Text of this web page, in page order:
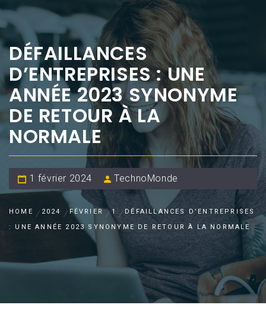
DÉFAILLANCES
D’ENTREPRISES : UNE
ANNÉE 2023 SYNONYME
DE RETOUR À LA
NORMALE
1 février 2024 TechnoMonde
HOME 2024 FÉVRIER 1
DÉFAILLANCES D’ENTREPRISES
: UNE ANNÉE 2023 SYNONYME DE RETOUR À LA NORMALE